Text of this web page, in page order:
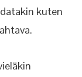
kuten